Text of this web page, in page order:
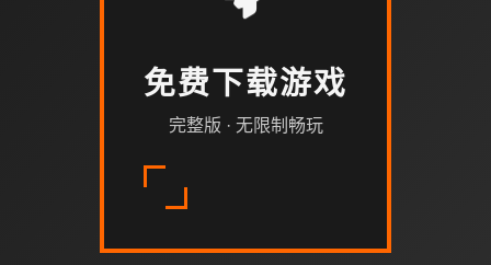
免费下载游戏
完整版 · 无限制畅玩